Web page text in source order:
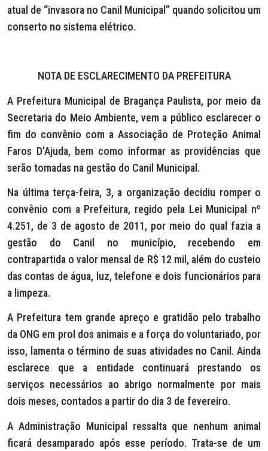
atual de “invasora no Canil Municipal” quando solicitou um
conserto no sistema elétrico.
NOTA DE ESCLARECIMENTO DA PREFEITURA
A Prefeitura Municipal de Bragança Paulista, por meio da
Secretaria do Meio Ambiente, vem a público esclarecer o
fim do convênio com a Associação de Proteção Animal
Faros D’Ajuda, bem como informar as providências que
serão tomadas na gestão do Canil Municipal.
Na última terça-feira, 3, a organização decidiu romper o
convênio com a Prefeitura, regido pela Lei Municipal nº
4.251, de 3 de agosto de 2011, por meio do qual fazia a
gestão do Canil no município, recebendo em
contrapartida o valor mensal de R$ 12 mil, além do custeio
das contas de água, luz, telefone e dois funcionários para
a limpeza.
A Prefeitura tem grande apreço e gratidão pelo trabalho
da ONG em prol dos animais e a força do voluntariado, por
isso, lamenta o término de suas atividades no Canil. Ainda
esclarece que a entidade continuará prestando os
serviços necessários ao abrigo normalmente por mais
dois meses, contados a partir do dia 3 de fevereiro.
A Administração Municipal ressalta que nenhum animal
ficará desamparado após esse período. Trata-se de um